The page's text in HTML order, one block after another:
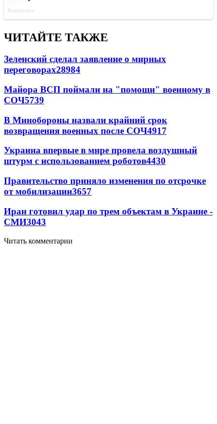
ЧИТАЙТЕ ТАКЖЕ
Зеленский сделал заявление о мирных
переговорах28984
Майора ВСП поймали на "помощи" военному в
СОЧ5739
В Минобороны назвали крайний срок
возвращения военных после СОЧ4917
Украина впервые в мире провела воздушный
штурм с использованием роботов4430
Правительство приняло изменения по отсрочке
от мобилизации3657
Иран готовил удар по трем объектам в Украине -
СМИ3043
Читать комментарии